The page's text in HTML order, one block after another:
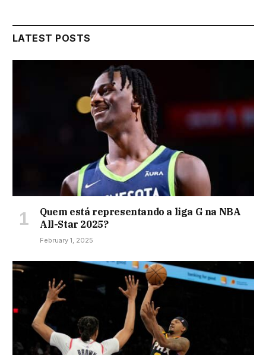
LATEST POSTS
Quem está representando a liga G na NBA
All-Star 2025?
February 1, 2025